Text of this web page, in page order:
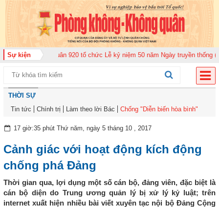
Sự kiện
đoàn Không quân 920 tổ chức Lễ kỷ niệm 50 năm Ngày truyền thống (12-
THỜI SỰ
Tin tức
Chính trị Làm theo lời Bác Chống "Diễn biến hòa bình"
17 giờ:35 phút Thứ năm, ngày 5 tháng 10 , 2017
Cảnh giác với hoạt động kích động
chống phá Đảng
Thời gian qua, lợi dụng một số cán bộ, đảng viên, đặc biệt là
cán bộ diện do Trung ương quản lý bị xử lý kỷ luật; trên
internet xuất hiện nhiều bài viết xuyên tạc nội bộ Đảng Cộng